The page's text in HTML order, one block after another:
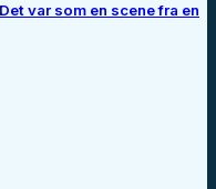
var som en scene fra en